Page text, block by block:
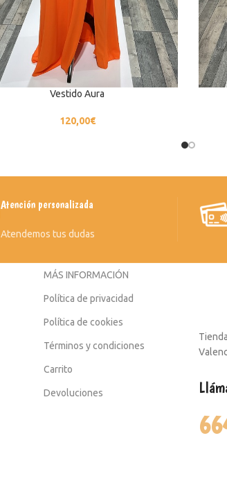
Vestido Aura
120,00€
Atención personalizada
Atendemos tus dudas
MÁS INFORMACIÓN
Política de privacidad
Política de cookies
Términos y condiciones
Carrito
Devoluciones